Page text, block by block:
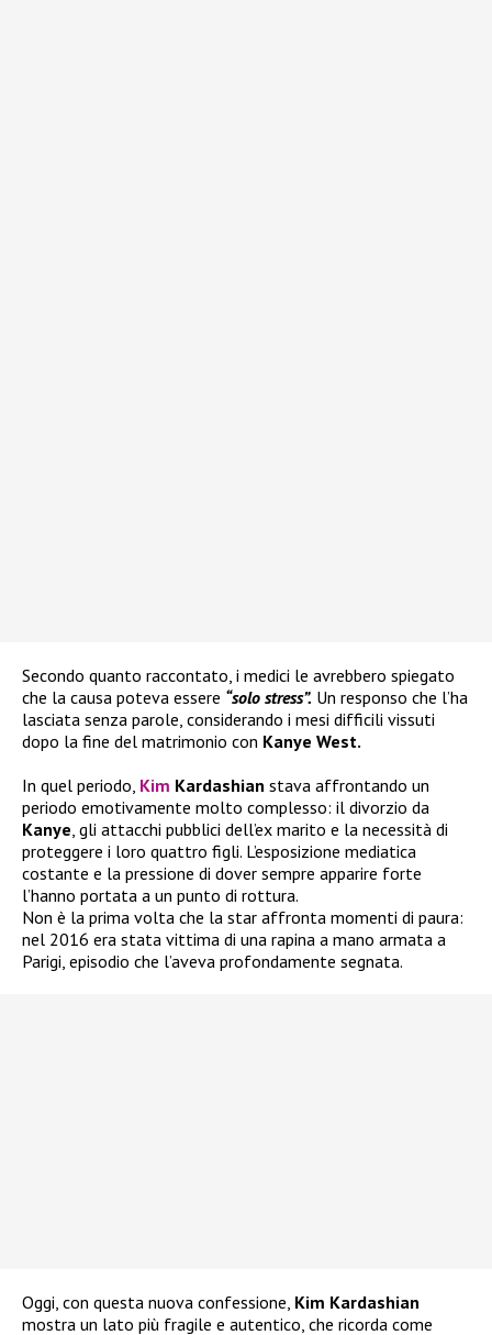
Secondo quanto raccontato, i medici le avrebbero spiegato
che la causa poteva essere “solo stress”. Un responso che l’ha
lasciata senza parole, considerando i mesi difficili vissuti
dopo la fine del matrimonio con Kanye West.
In quel periodo, Kim Kardashian stava affrontando un
periodo emotivamente molto complesso: il divorzio da
Kanye, gli attacchi pubblici dell’ex marito e la necessità di
proteggere i loro quattro figli. L’esposizione mediatica
costante e la pressione di dover sempre apparire forte
l’hanno portata a un punto di rottura.
Non è la prima volta che la star affronta momenti di paura:
nel 2016 era stata vittima di una rapina a mano armata a
Parigi, episodio che l’aveva profondamente segnata.
Oggi, con questa nuova confessione, Kim Kardashian
mostra un lato più fragile e autentico, che ricorda come